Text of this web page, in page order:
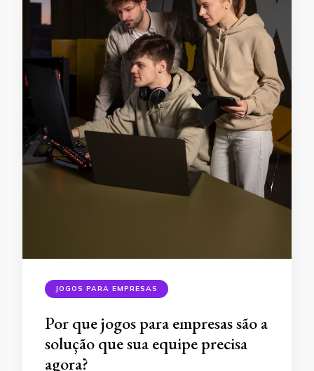
JOGOS PARA EMPRESAS
Por que jogos para empresas são a
solução que sua equipe precisa
agora?